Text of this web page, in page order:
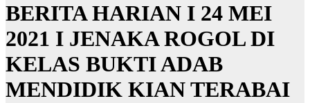
BERITA HARIAN I 24 MEI
2021 I JENAKA ROGOL DI
KELAS BUKTI ADAB
MENDIDIK KIAN TERABAI